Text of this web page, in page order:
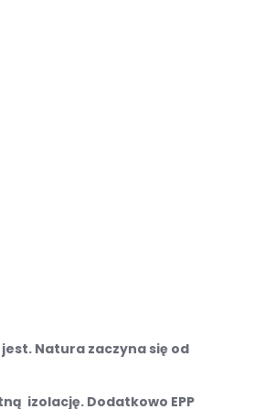
Natura zaczyna się od
izolację. Dodatkowo EPP